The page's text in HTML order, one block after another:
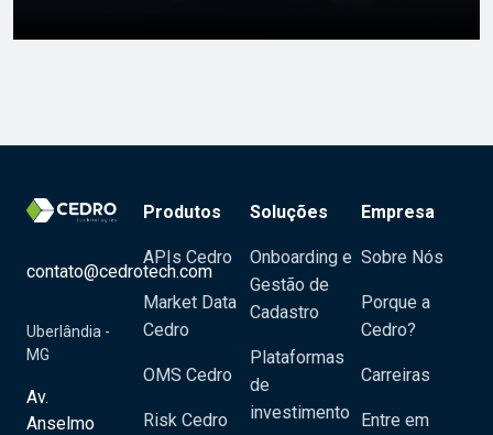
contato@cedrotech.com
Uberlândia -
MG
Av.
Anselmo
Produtos
APIs Cedro
Market Data
Cedro
OMS Cedro
Risk Cedro
Soluções
Onboarding e
Gestão de
Cadastro
Plataformas
de
investimento
Empresa
Sobre Nós
Porque a
Cedro?
Carreiras
Entre em